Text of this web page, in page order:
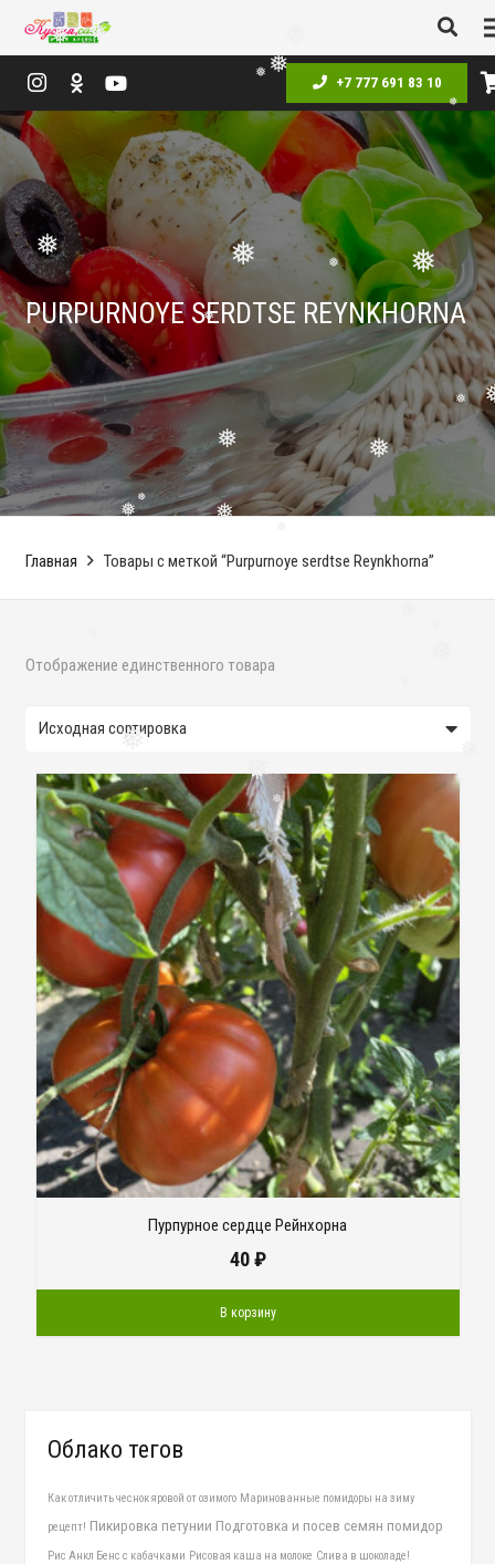
❅
❅
❅
❅
❅
❅
❅
❅
❅
❅
❅
❅
❅ ❅
+7 777 691 83 10
PURPURNOYE SERDTSE REYNKHORNA
Главная Товары с меткой “Purpurnoye serdtse Reynkhorna”
Отображение единственного товара
Пурпурное сердце Рейнхорна
40₽
В корзину
Облако тегов
Как отличить чеснок яровой от озимого Маринованные помидоры на зиму
рецепт! Пикировка петунии Подготовка и посев семян помидор
Рис Анкл Бенс с кабачками Рисовая каша на молоке Слива в шоколаде!